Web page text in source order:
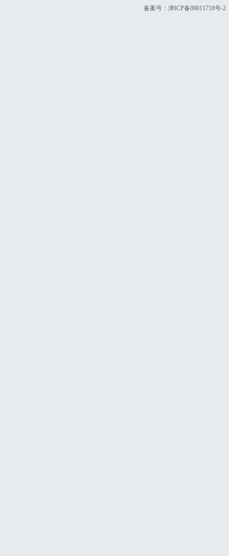
备案号： 津ICP备09011718号-2